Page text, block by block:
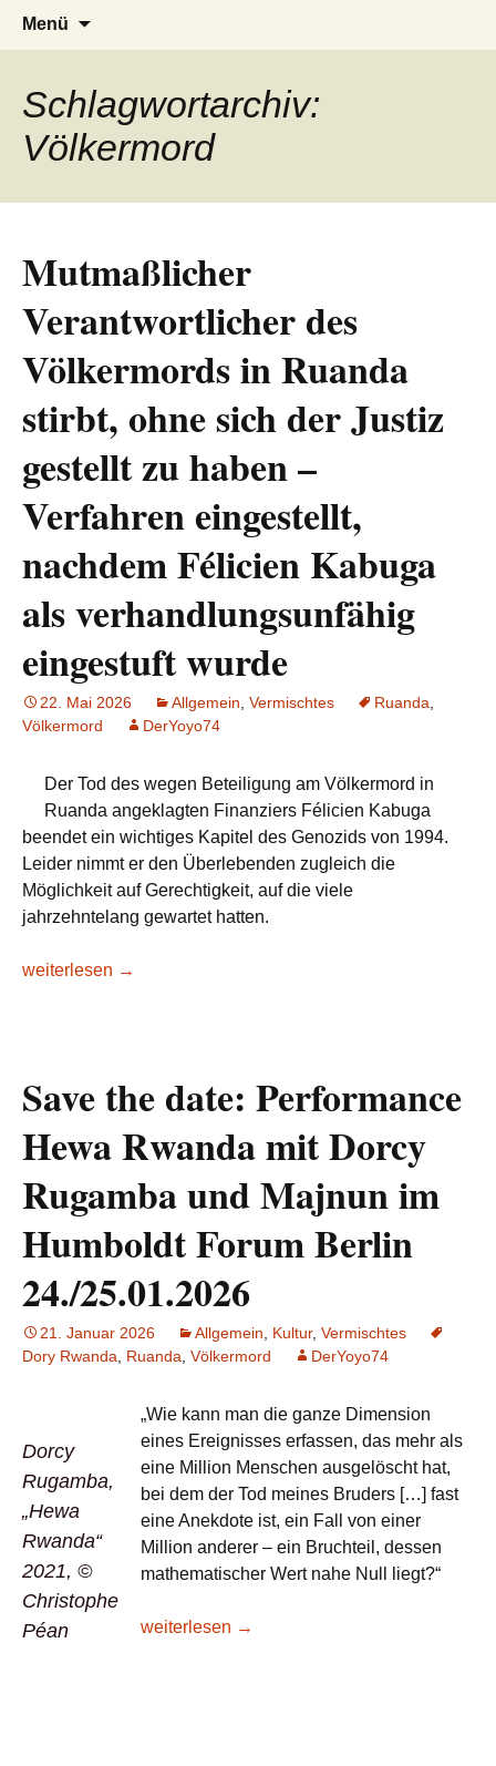
AFRICA live
Seit 1998: Aktuelles aus und mit Bezug
zu Afrika
Menü
Schlagwortarchiv:
Völkermord
Mutmaßlicher
Verantwortlicher des
Völkermords in Ruanda
stirbt, ohne sich der Justiz
gestellt zu haben –
Verfahren eingestellt,
nachdem Félicien Kabuga
als verhandlungsunfähig
eingestuft wurde
22. Mai 2026 Allgemein Vermischtes Ruanda
Völkermord
DerYoyo74
Der Tod des wegen Beteiligung am Völkermord in
Ruanda angeklagten Finanziers Félicien Kabuga
beendet ein wichtiges Kapitel des Genozids von 1994.
Leider nimmt er den Überlebenden zugleich die
Möglichkeit auf Gerechtigkeit, auf die viele
jahrzehntelang gewartet hatten.
Mutmaßlicher Verantwortlicher des Völkermords in
weiterlesen →
Save the date: Performance
Hewa Rwanda mit Dorcy
Rugamba und Majnun im
Humboldt Forum Berlin
24./25.01.2026
21. Januar 2026 Allgemein Kultur, Vermischtes
Dory Rwanda
Ruanda Völkermord DerYoyo74
Dorcy
Rugamba,
„Hewa
Rwanda“
2021, ©
Christophe
Péan
„Wie kann man die ganze Dimension
eines Ereignisses erfassen, das mehr als
eine Million Menschen ausgelöscht hat,
bei dem der Tod meines Bruders […] fast
eine Anekdote ist, ein Fall von einer
Million anderer – ein Bruchteil, dessen
mathematischer Wert nahe Null liegt?“
Save the date: Performance Hewa Rwanda
weiterlesen →